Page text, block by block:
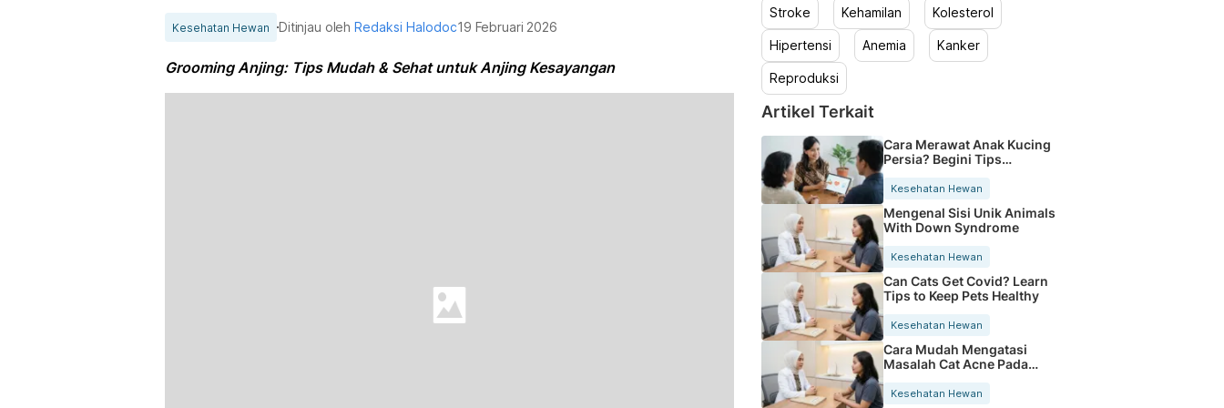
Kesehatan Hewan Ditinjau olehRedaksi Halodoc19 Februari 2026
Grooming Anjing: Tips Mudah & Sehat untuk Anjing Kesayangan
Stroke Kehamilan Kolesterol
Hipertensi Anemia Kanker
Reproduksi
Artikel Terkait
Cara Merawat Anak Kucing
Persia? Begini Tips
Mudahnya
Kesehatan Hewan
Mengenal Sisi Unik Animals
With Down Syndrome
Kesehatan Hewan
Can Cats Get Covid? Learn
Tips to Keep Pets Healthy
Kesehatan Hewan
Cara Mudah Mengatasi
Masalah Cat Acne Pada
Kesehatan Hewan